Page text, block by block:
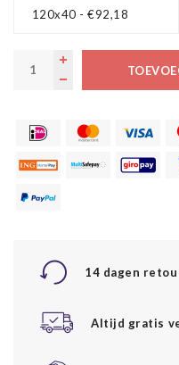
120x40 - €92,18
14 dagen
Altijd gratis